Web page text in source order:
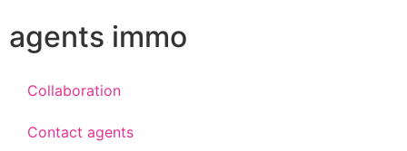
agents immo
Collaboration
Contact agents